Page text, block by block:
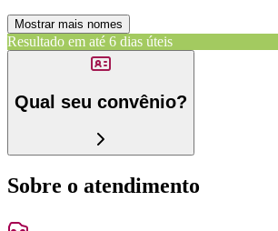
Mostrar mais nomes
Resultado em até 6 dias úteis
Qual seu convênio?
Sobre o atendimento